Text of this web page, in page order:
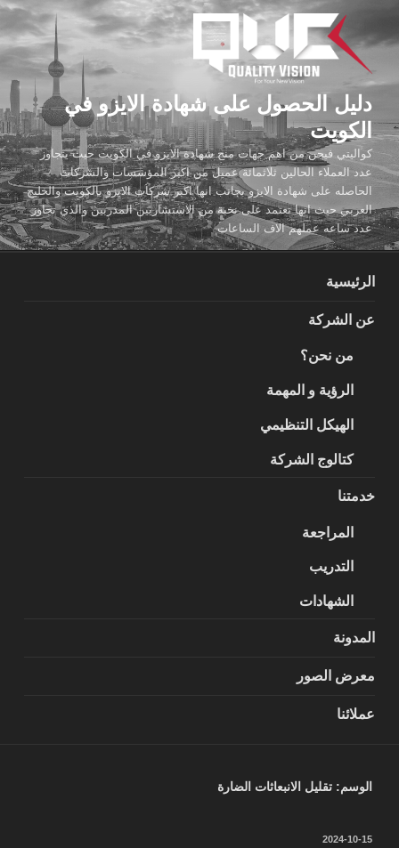
المحتوى
دليل الحصول على شهادة الايزو في
الكويت
كواليتي فيجن من اهم جهات منح شهادة الايزو في الكويت حيث يتجاوز
عدد العملاء الحالين ثلاثمائة عميل من اكبر المؤسسات والشركات
الحاصله على شهادة الايزو بجانب انها اكبر شركات الايزو بالكويت والخليج
العربي حيث انها تعتمد على نخبة من الاستشاريين المدربين والذي تجاوز
عدد ساعه عملهم الاف الساعات
الرئيسية
عن الشركة
من نحن؟
الرؤية و المهمة
الهيكل التنظيمي
كتالوج الشركة
خدمتنا
المراجعة
التدريب
الشهادات
المدونة
معرض الصور
عملائنا
الوسم: تقليل الانبعاثات الضارة
نُشر
2024-10-15